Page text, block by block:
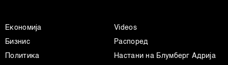
Економија
Бизнис
Политика
Videos
Распоред
Настани на Блумберг Адрија